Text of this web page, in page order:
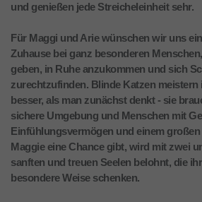
und genießen jede Streicheleinheit sehr.
Für Maggi und Arie wünschen wir uns
Zuhause bei ganz besonderen
geben, in Ruhe anzukommen und sich
zurechtzufinden. Blinde Katzen meistern
besser, als man zunächst denkt - sie
sichere Umgebung und Menschen mit
Einfühlungsvermögen und einem
Maggie eine Chance gibt, wird mit zwei
sanften und treuen Seelen belohnt, die
besondere Weise schenken.